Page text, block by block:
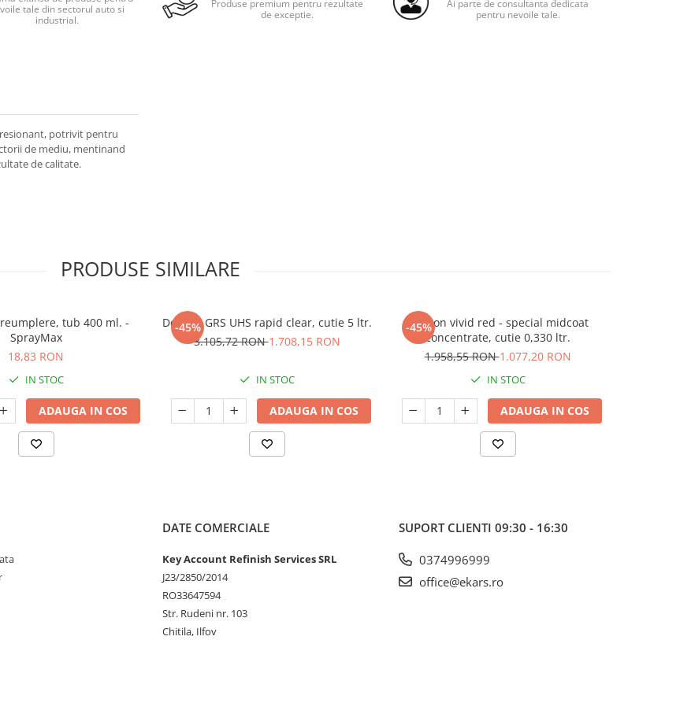
tale din sectorul auto si
industrial.
Produse premium pentru rezultate
de exceptie.
Ai parte de consultanta dedicata
pentru nevoile tale.
potrivit pentru
de mediu, mentinand
de calitate.
PRODUSE SIMILARE
tub 400 ml. -
SprayMax
18,83 RON
IN STOC
ADAUGA IN COS
-45%
Deltron GRS UHS rapid clear, cutie 5 ltr.
3.105,72 RON1.708,15 RON
IN STOC
ADAUGA IN COS
-45%
Deltron vivid red - special midcoat
concentrate, cutie 0,330 ltr.
1.958,55 RON1.077,20 RON
IN STOC
ADAUGA IN COS
DATE COMERCIALE
Key Account Refinish Services SRL
J23/2850/2014
RO33647594
Str. Rudeni nr. 103
Chitila, Ilfov
SUPORT CLIENTI 09:30 - 16:30
0374996999
office@ekars.ro